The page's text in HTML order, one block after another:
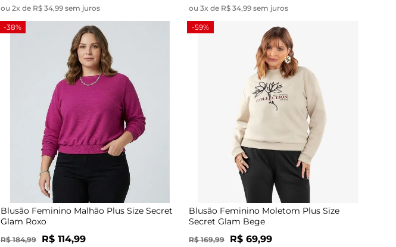
ou 2x de R$ 34,99 sem juros ou 3x de R$ 34,99 sem juros
-38%
Blusão Feminino Malhão Plus Size Secret
Glam Roxo
R$ 184,99 R$ 114,99
-59%
Blusão Feminino Moletom Plus Size
Secret Glam Bege
R$ 169,99 R$ 69,99